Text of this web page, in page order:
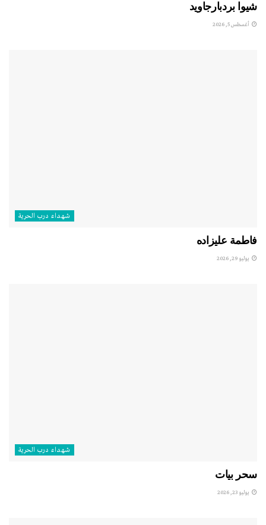
شيوا بردبارجاويد
أغسطس 5, 2026
شهداء درب الحرية
فاطمة عليزاده
يوليو 29, 2026
شهداء درب الحرية
سحر بيات
يوليو 23, 2026